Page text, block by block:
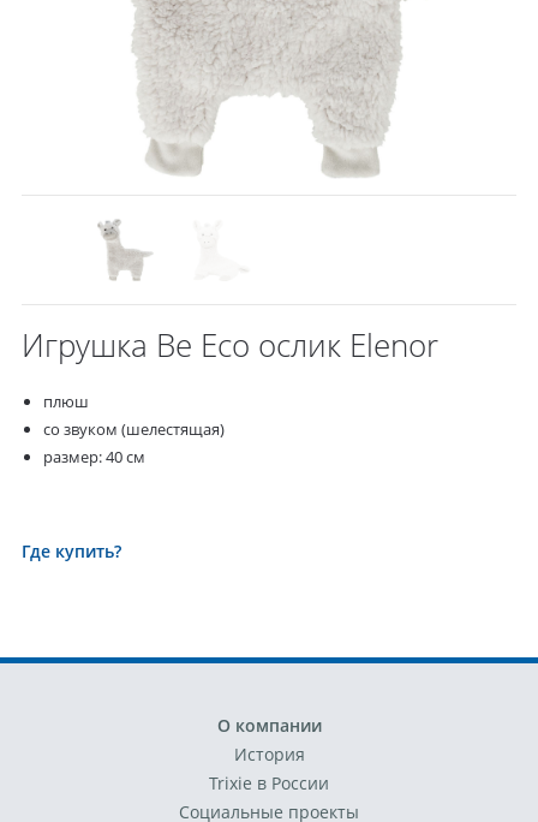
Игрушка Be Eco ослик Elenor
плюш
со звуком (шелестящая)
размер: 40 см
Где купить?
О компании
История
Trixie в России
Социальные проекты